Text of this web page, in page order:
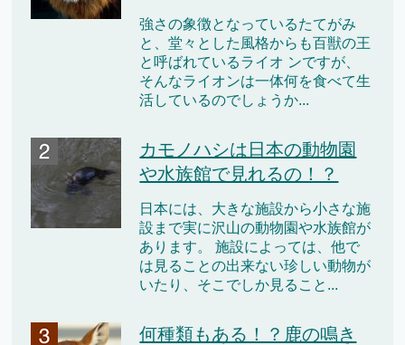
強さの象徴となっているたてがみ
と、堂々とした風格からも百獣の王
と呼ばれているライオ ンですが、
そんなライオンは一体何を食べて生
活しているのでしょうか...
カモノハシは日本の動物園
や水族館で見れるの！？
日本には、大きな施設から小さな施
設まで実に沢山の動物園や水族館が
あります。 施設によっては、他で
は見ることの出来ない珍しい動物が
いたり、そこでしか見ること...
何種類もある！？鹿の鳴き